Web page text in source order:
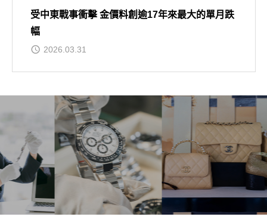
受中東戰事衝擊 金價料創逾17年來最大的單月跌
幅
2026.03.31